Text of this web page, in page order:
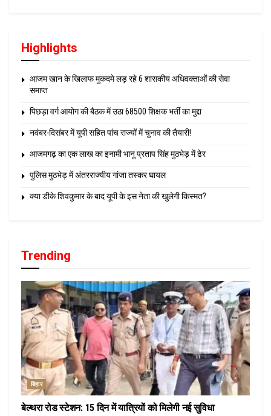
Highlights
आजम खान के खिलाफ मुकदमे लड़ रहे 6 शासकीय अधिवक्ताओं की सेवा
समाप्त
पिछड़ा वर्ग आयोग की बैठक में उठा 68500 शिक्षक भर्ती का मुद्दा
नवंबर-दिसंबर में यूपी सहित पांच राज्यों में चुनाव की तैयारी!
आजमगढ़ का एक लाख का इनामी भानू प्रताप सिंह मुठभेड़ में ढेर
पुलिस मुठभेड़ में अंतरराज्यीय गांजा तस्कर घायल
क्या डीके शिवकुमार के बाद यूपी के इस नेता की खुलेगी किस्मत?
Trending
बिहार
बेल्थरा रोड स्टेशन: 15 दिन में यात्रियों को मिलेगी नई सुविधा